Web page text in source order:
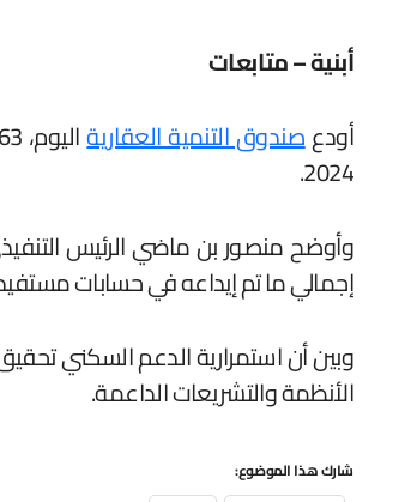
أبنية – متابعات
أودعصندوق التنمية العقارية
2024.
وأوضح منصور بن ماضي الرئيس
إجمالي ما تم إيداعه في حسابات مستفيدي “سكني” منذ
الأنظمة والتشريعات الداعمة.
شارك هذا الموضوع: